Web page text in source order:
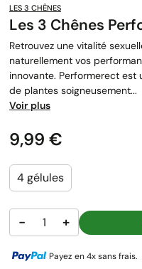
LES 3 CHÊNES
Les 3 Chênes
Retrouvez une vitalité
naturellement vos
innovante. Performerect
de plantes soigneusement...
Voir plus
Prix
9,99 €
4 gélules
− +
Payez en 4x sans frais.